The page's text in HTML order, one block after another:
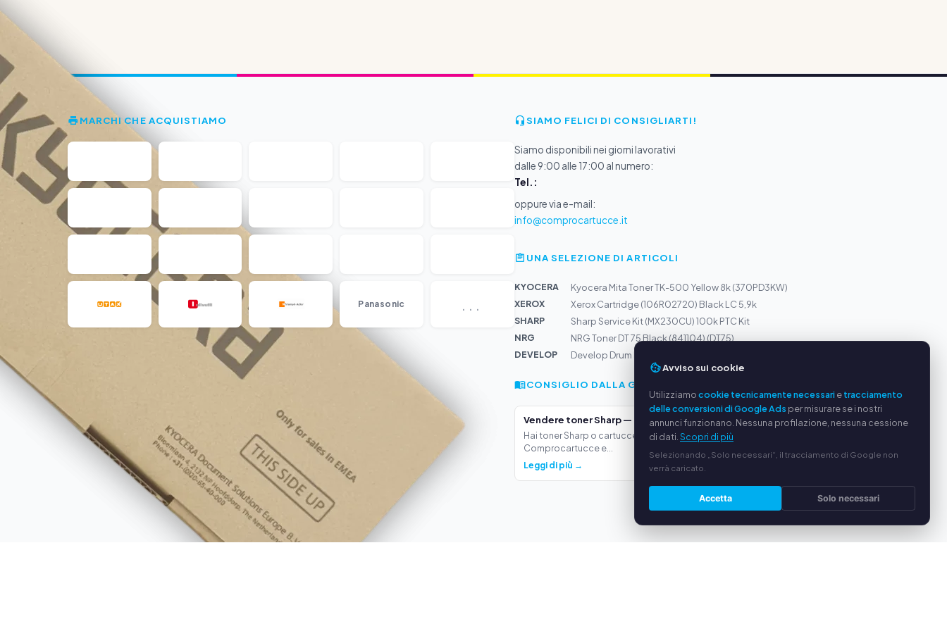
MARCHI CHE ACQUISTIAMO
Panasonic
SIAMO FELICI DI CONSIGLIARTI!
Siamo disponibili nei giorni lavorativi
dalle 9:00 alle 17:00 al numero:
Tel.:
oppure via e-mail:
info@comprocartucce.it
UNA SELEZIONE DI ARTICOLI
KYOCERA
Kyocera Mita Toner TK-500 Yellow 8k (370PD3KW)
XEROX
Xerox Cartridge (106R02720) Black LC 5,9k
SHARP
Sharp Service Kit (MX230CU) 100k PTC Kit
NRG
NRG Toner DT 75 Black (841104) (DT75)
DEVELOP
Develop Drum DR-310 100k (4068615) Unit
CONSIGLIO DALLA GUIDA
Vendere toner Sharp — Compriamo anche toner per fotocopiatrici
Hai toner Sharp o cartucce per fotocopiatrici inutilizzate? Scopri come venderli a
Comprocartucce e...
Leggi di più →
Avviso sui cookie
Utilizziamocookie tecnicamente necessarietracciamento
delle conversioni di Google Ads per misurare se i nostri
annunci funzionano. Nessuna profilazione, nessuna cessione
di dati. Scopri di più
Selezionando „Solo necessari“, il tracciamento di Google non
verrà caricato.
Accetta Solo necessari